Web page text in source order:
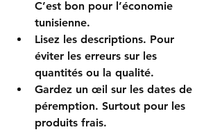
C’est bon pour l’économie
tunisienne.
Lisez les descriptions. Pour
éviter les erreurs sur les
quantités ou la qualité.
Gardez un œil sur les dates de
péremption. Surtout pour les
produits frais.